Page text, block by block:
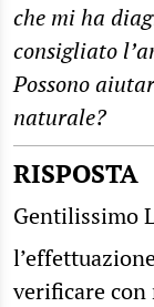
che mi ha
consigliato
Possono
naturale?
RISPOSTA
Gentilissimo
verificare con